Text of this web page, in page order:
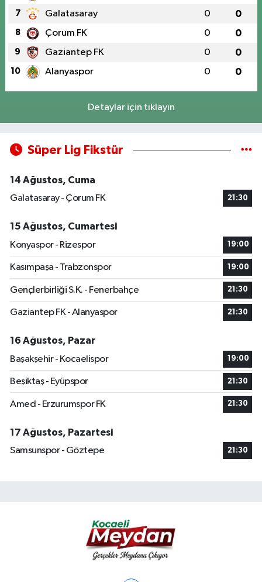
7 Galatasaray 0 0
8 Çorum FK 0 0
9 Gaziantep FK 0 0
10 Alanyaspor 0 0
Detaylar için tıklayın
Süper Lig Fikstür
14 Ağustos, Cuma
Galatasaray - Çorum FK
21:30
15 Ağustos, Cumartesi
Konyaspor - Rizespor
19:00
Kasımpaşa - Trabzonspor 19:00
Gençlerbirliği S.K. - Fenerbahçe 21:30
Gaziantep FK - Alanyaspor 21:30
16 Ağustos, Pazar
Başakşehir - Kocaelispor
19:00
Beşiktaş - Eyüpspor 21:30
Amed - Erzurumspor FK 21:30
17 Ağustos, Pazartesi
Samsunspor - Göztepe
21:30